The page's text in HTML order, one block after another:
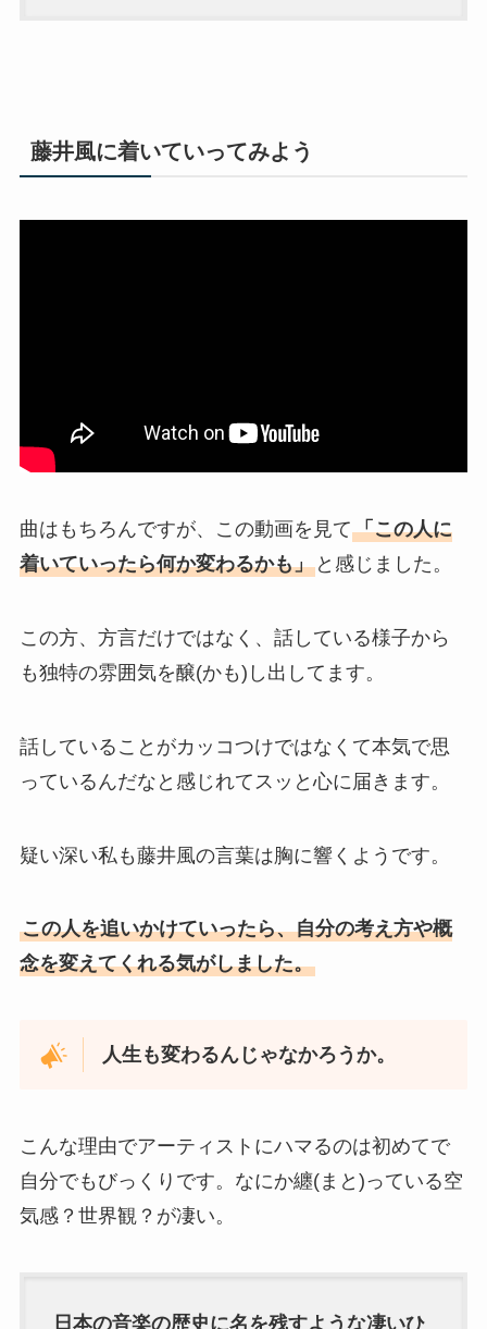
藤井風に着いていってみよう
曲はもちろんですが、この動画を見て「この人に
着いていったら何か変わるかも」と感じました。
この方、方言だけではなく、話している様子から
も独特の雰囲気を醸(かも)し出してます。
話していることがカッコつけではなくて本気で思
っているんだなと感じれてスッと心に届きます。
疑い深い私も藤井風の言葉は胸に響くようです。
この人を追いかけていったら、自分の考え方や概
念を変えてくれる気がしました。
人生も変わるんじゃなかろうか。
こんな理由でアーティストにハマるのは初めてで
自分でもびっくりです。なにか纏(まと)っている空
気感？世界観？が凄い。
日本の音楽の歴史に名を残すような凄いひ